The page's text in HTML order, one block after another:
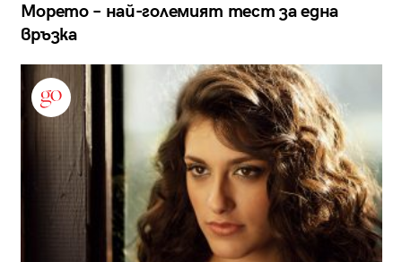
Морето – най-големият тест за една
връзка